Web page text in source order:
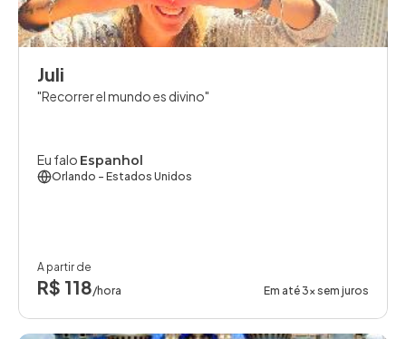
Juli
Recorrer el mundo es divino
Eu falo Espanhol
Orlando - Estados Unidos
A partir de
R$ 118/hora Em até 3x sem juros